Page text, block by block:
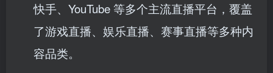
快手、YouTube 等多个主流直播平台，覆盖
了游戏直播、娱乐直播、赛事直播等多种内
容品类。